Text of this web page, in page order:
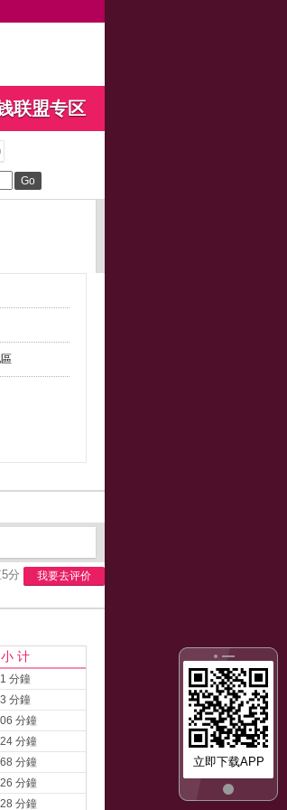
联盟专区
立即下载APP
分 我要去评价
小 计
1 分鐘
3 分鐘
分鐘
分鐘
分鐘
分鐘
分鐘